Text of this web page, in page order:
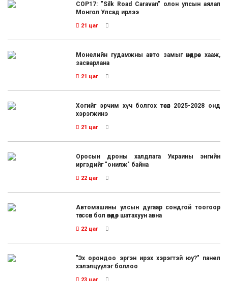
COP17: "Silk Road Caravan" олон улсын аялал
Монгол Улсад ирлээ
21 цаг
Монелийн гудамжны авто замыг өнөөдрөөс хааж,
засварлана
21 цаг
Хогийг эрчим хүч болгох төсөл 2025-2028 онд
хэрэгжинэ
21 цаг
Оросын дроны халдлага Украины энгийн
иргэдийг "онилж" байна
22 цаг
Автомашины улсын дугаар сондгой тоогоор
төгссөн бол өнөөдөр шатахуун авна
22 цаг
"Эх орондоо эргэн ирэх хэрэгтэй юу?" панел
хэлэлцүүлэг боллоо